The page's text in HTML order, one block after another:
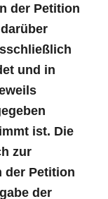
der Petition
und in
ist. Die
zur
der Petition
der